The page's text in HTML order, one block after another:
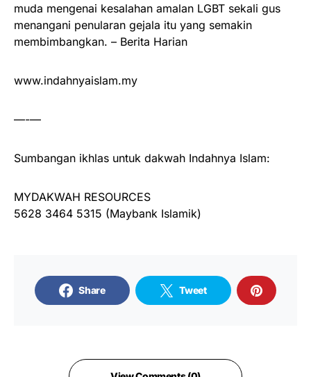
muda mengenai kesalahan amalan LGBT sekali gus
menangani penularan gejala itu yang semakin
membimbangkan. – Berita Harian
www.indahnyaislam.my
—-—
Sumbangan ikhlas untuk dakwah Indahnya Islam:
MYDAKWAH RESOURCES
5628 3464 5315 (Maybank Islamik)
Share Tweet